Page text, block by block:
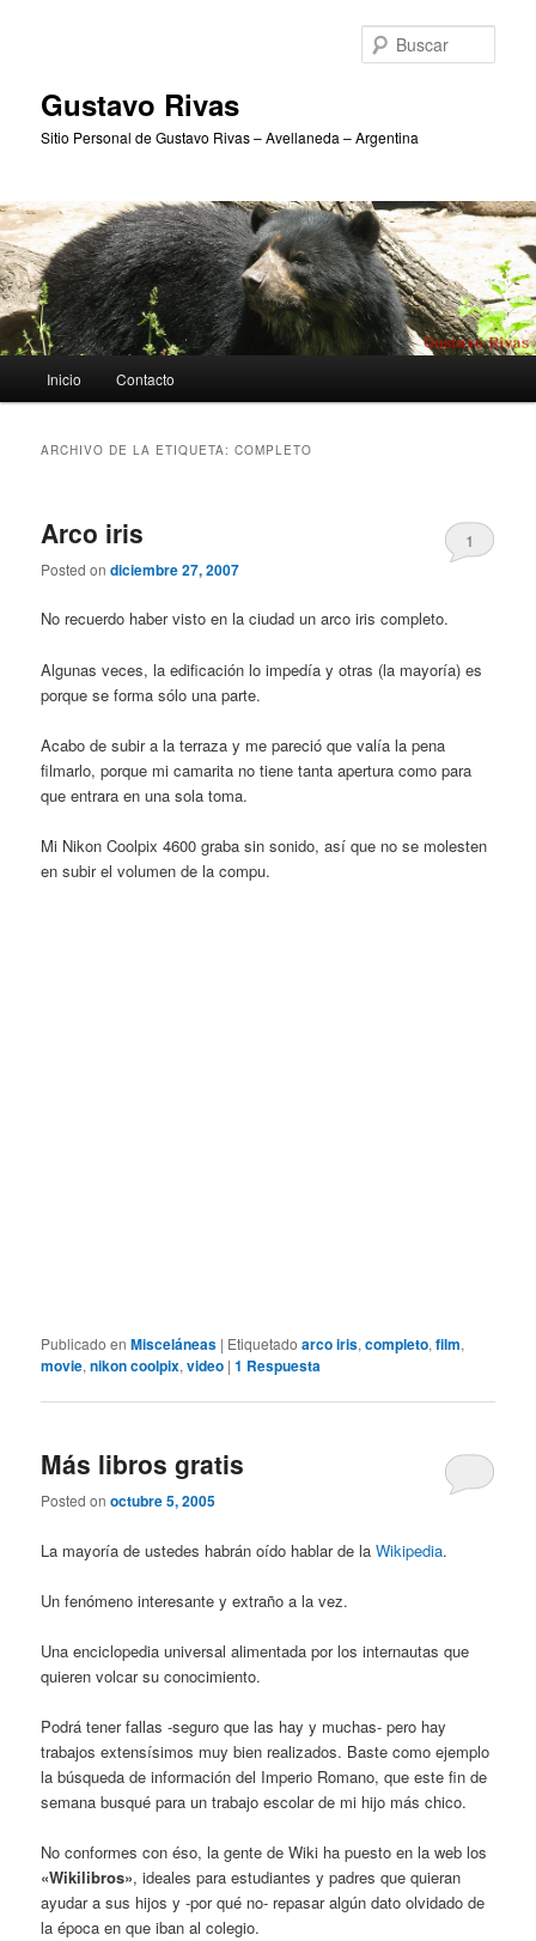
Gustavo Rivas
Sitio Personal de Gustavo Rivas – Avellaneda – Argentina
principal
Inicio Contacto
ARCHIVO DE LA ETIQUETA:COMPLETO
Arco iris
Posted ondiciembre 27, 2007
1
No recuerdo haber visto en la ciudad un arco iris completo.
Algunas veces, la edificación lo impedía y otras (la mayoría) es
porque se forma sólo una parte.
Acabo de subir a la terraza y me pareció que valía la pena
filmarlo, porque mi camarita no tiene tanta apertura como para
que entrara en una sola toma.
Mi Nikon Coolpix 4600 graba sin sonido, así que no se molesten
en subir el volumen de la compu.
Publicado en Misceláneas | Etiquetado arco iris,completo,film,
movie,nikon coolpix,video |1 Respuesta
Más libros gratis
Posted onoctubre 5, 2005
La mayoría de ustedes habrán oído hablar de laWikipedia.
Un fenómeno interesante y extraño a la vez.
Una enciclopedia universal alimentada por los internautas que
quieren volcar su conocimiento.
Podrá tener fallas -seguro que las hay y muchas- pero hay
trabajos extensísimos muy bien realizados. Baste como ejemplo
la búsqueda de información del Imperio Romano, que este fin de
semana busqué para un trabajo escolar de mi hijo más chico.
No conformes con éso, la gente de Wiki ha puesto en la web los
«Wikilibros», ideales para estudiantes y padres que quieran
ayudar a sus hijos y -por qué no- repasar algún dato olvidado de
la época en que iban al colegio.